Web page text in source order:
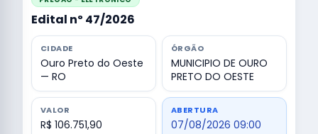
Edital nº 47/2026
CIDADE
Ouro Preto do Oeste
— RO
ÓRGÃO
MUNICIPIO DE OURO
PRETO DO OESTE
VALOR
R$ 106.751,90
ABERTURA
07/08/2026 09:00